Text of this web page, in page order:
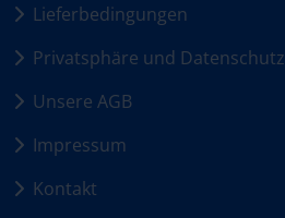
Lieferbedingungen
Privatsphäre und Datenschutz
Unsere AGB
Impressum
Kontakt